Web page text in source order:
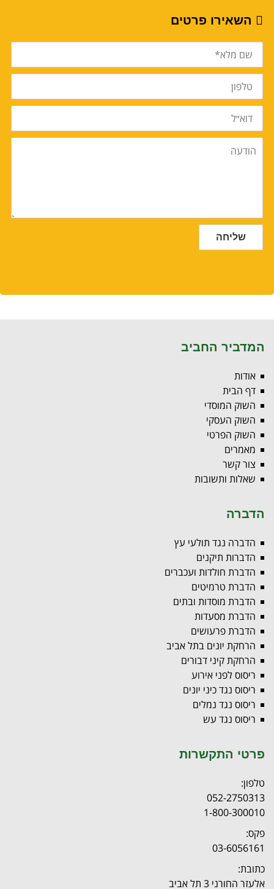
השאירו פרטים
שם
מלא
טלפון
דוא״ל
הודעה
שליחה
המדביר החביב
אודות
דף הבית
השוק המוסדי
השוק העסקי
השוק הפרטי
מאמרים
צור קשר
שאלות ותשובות
הדברה
הדברה נגד תולעי עץ
הדברות תיקנים
הדברת חולדות ועכברים
הדברת טרמיטים
הדברת מוסדות ובתים
הדברת מסעדות
הדברת פרעושים
הרחקת יונים בתל אביב
הרחקת קיני דבורים
ריסוס לפני אירוע
ריסוס נגד כיני יונים
ריסוס נגד נמלים
ריסוס נגד עש
פרטי התקשרות
טלפון:
052-2750313
1-800-300010
פקס:
03-6056161
כתובת:
אלעזר החורני 3 תל אביב